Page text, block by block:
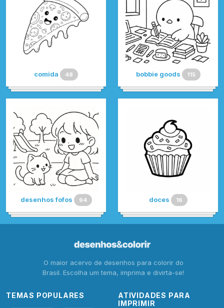
comida 48 bobbie goods 115
desenhos fofos 94 doces 16
O maior acervo de desenhos para colorir do
Brasil. Escolha um tema, imprima e divirta-se!
TEMAS POPULARES
ATIVIDADES PARA
IMPRIMIR